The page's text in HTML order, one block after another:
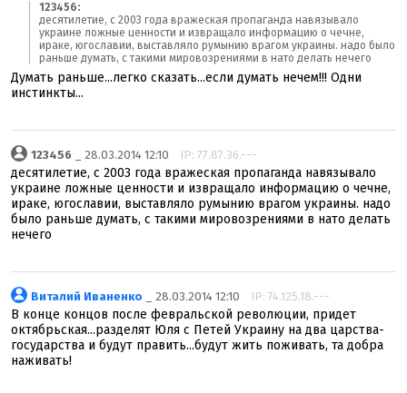
123456:
десятилетие, с 2003 года вражеская пропаганда навязывало
украине ложные ценности и извращало информацию о чечне,
ираке, югославии, выставляло румынию врагом украины. надо было
раньше думать, с такими мировозрениями в нато делать нечего
Думать раньше...легко сказать...если думать нечем!!! Одни
инстинкты...
123456 _ 28.03.2014 12:10 IP: 77.87.36.---
десятилетие, с 2003 года вражеская пропаганда навязывало
украине ложные ценности и извращало информацию о чечне,
ираке, югославии, выставляло румынию врагом украины. надо
было раньше думать, с такими мировозрениями в нато делать
нечего
Виталий Иваненко _ 28.03.2014 12:10 IP: 74.125.18.---
В конце концов после февральской революции, придет
октябрьская...разделят Юля с Петей Украину на два царства-
государства и будут править...будут жить поживать, та добра
наживать!